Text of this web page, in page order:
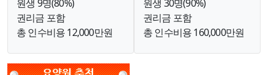
원생 9명(80%)
권리금 포함
총 인수비용 12,000만원
원생 30명(90%)
권리금 포함
총 인수비용 160,000만원